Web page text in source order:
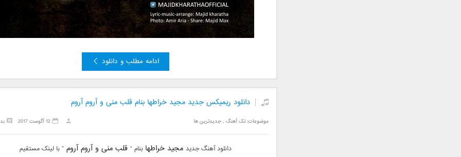
ادامه مطلب و دانلود
دانلود ریمیکس جدید مجید خراطها بنام قلب منی و آروم آروم
موضوعات:تک آهنگ ,جدیدترین ها 12 آگوست 2017
دانلود آهنگ جدید مجید خراطها بنام “ قلب منی و آروم آروم ” با لینک مستقیم